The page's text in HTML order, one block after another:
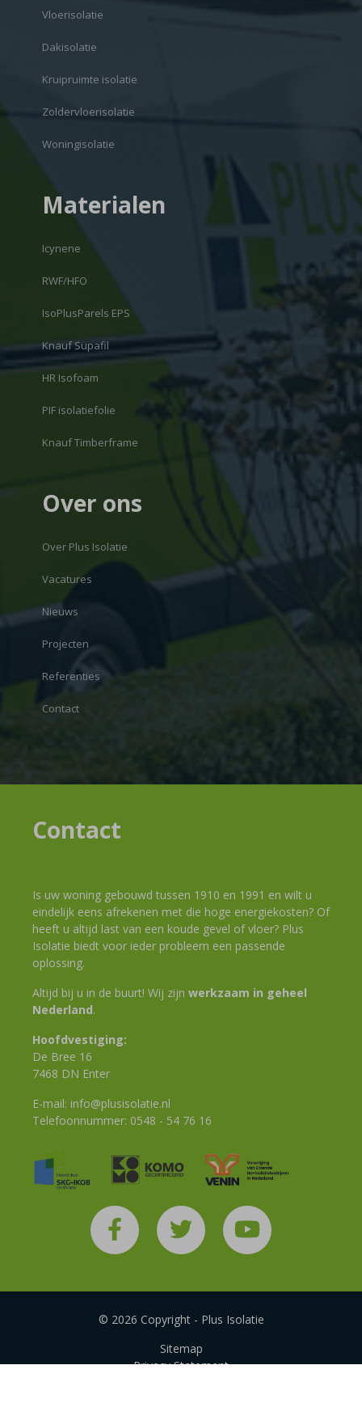
Vloerisolatie
Dakisolatie
Kruipruimte isolatie
Zoldervloerisolatie
Woningisolatie
Materialen
Icynene
RWF/HFO
IsoPlusParels EPS
Knauf Supafil
HR Isofoam
PIF isolatiefolie
Knauf Timberframe
Over ons
Over Plus Isolatie
Vacatures
Nieuws
Projecten
Referenties
Contact
Contact
Is uw woning gebouwd tussen 1910 en 1991 en wilt u
eindelijk eens afrekenen met die hoge energiekosten? Of
heeft u altijd last van een koude gevel of vloer? Plus
Isolatie biedt voor ieder probleem een passende
oplossing.
Altijd bij u in de buurt! Wij zijn werkzaam in geheel
Nederland.
Hoofdvestiging:
De Bree 16
7468 DN Enter
E-mail: info@plusisolatie.nl
Telefoonnummer: 0548 - 54 76 16
© 2026 Copyright - Plus Isolatie
Sitemap
Privacy Statement